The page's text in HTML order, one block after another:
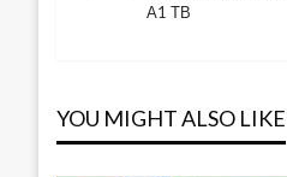
А1 ТВ
YOU MIGHT ALSO LIKE